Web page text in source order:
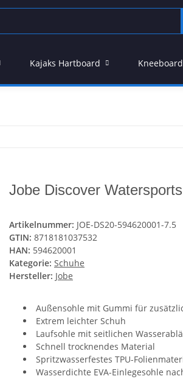
Kajaks Hartboard
Jobe Discover
Artikelnummer: JOE-DS20-594620001-7.5
GTIN: 8718181037532
HAN: 594620001
Kategorie: Schuhe
Hersteller: Jobe
Außensohle mit Gummi für
Extrem leichter Schuh
Laufsohle mit seitlichen
Schnell trocknendes Material
Spritzwasserfestes TPU-
Wasserdichte EVA-Einlegesohle